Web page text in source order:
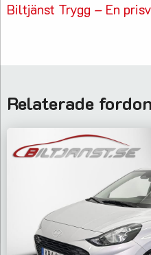
Biltjänst Trygg – En
Relaterade fordon